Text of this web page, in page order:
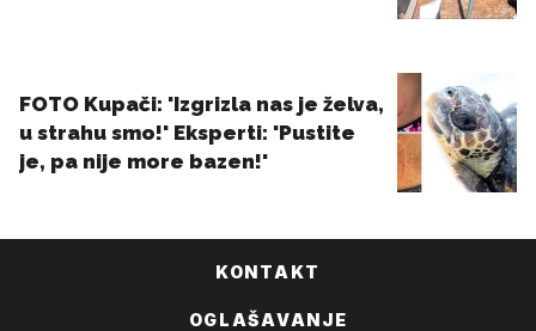
KONTAKT
OGLAŠAVANJE